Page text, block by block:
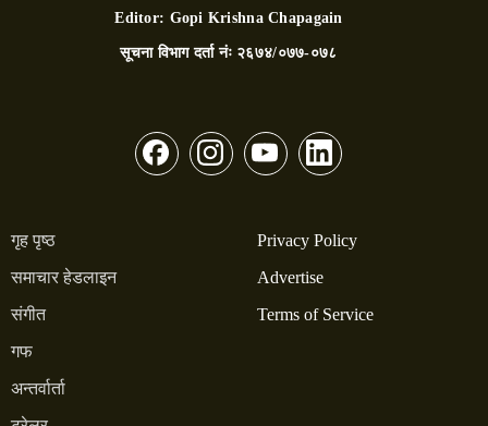
Editor: Gopi Krishna Chapagain
सूचना विभाग दर्ता नंः २६७४/०७७-०७८
गृह पृष्ठ
समाचार हेडलाइन
संगीत
गफ
अन्तर्वार्ता
Privacy Policy
Advertise
Terms of Service